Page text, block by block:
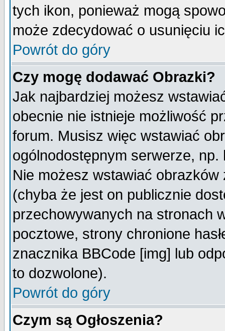
tych ikon, ponieważ mogą
może zdecydować o usunięciu
Powrót do góry
Czy mogę dodawać Obrazki?
Jak najbardziej możesz
obecnie nie istnieje możliwość
forum. Musisz więc wstawiać
ogólnodostępnym serwerze,
Nie możesz wstawiać
(chyba że jest on publicznie
przechowywanych na stronach
pocztowe, strony chronione
znacznika BBCode [img] lub
to dozwolone).
Powrót do góry
Czym są Ogłoszenia?